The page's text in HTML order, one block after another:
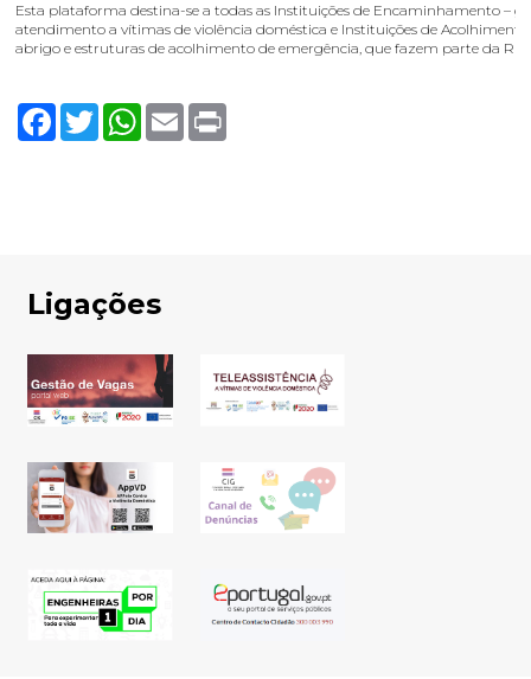
Esta plataforma destina-se a todas as Instituições de Encaminhamento –
atendimento a vítimas de violência doméstica e Instituições de Acolhimento
abrigo e estruturas de acolhimento de emergência, que fazem parte da
FacebookTwitterWhatsApp
Email
Ligações